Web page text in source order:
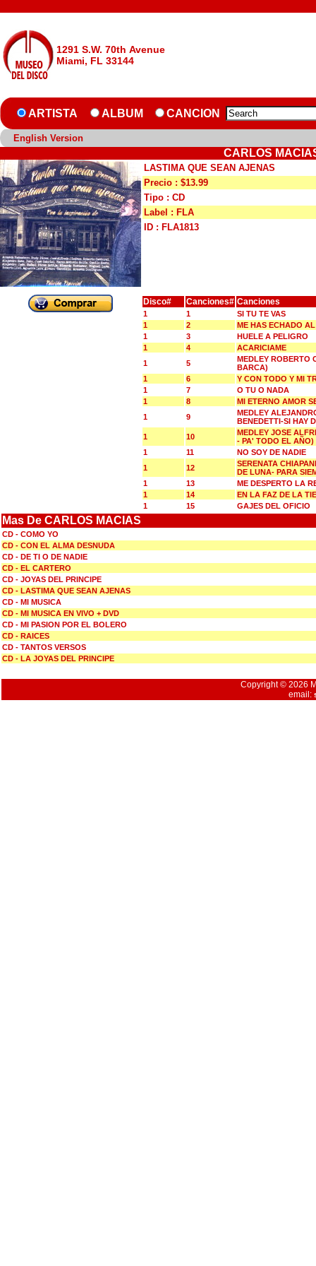
1291 S.W. 70th Avenue
Miami, FL 33144
ARTISTA ALBUM CANCION
English Version
CARLOS
LASTIMA QUE SEAN AJENAS
Precio : $13.99
Tipo : CD
Label : FLA
ID : FLA1813
Disco# Canciones# Canciones
1 1
SI TU TE VAS
1
2
ME HAS ECHADO
1
3
HUELE A PELIGRO
1
4
ACARICIAME
1
5
MEDLEY ROBERTO
BARCA)
1
6
Y CON TODO Y MI
1
7
O TU O NADA
1
8
MI ETERNO AMOR
1
9
MEDLEY
BENEDETTI-SI HAY
1
10
MEDLEY JOSE
- PA' TODO EL AÑO)
1
11
NO SOY DE NADIE
1
12
SERENATA
DE LUNA- PARA
1
13
ME DESPERTO LA
1
14
EN LA FAZ DE LA
1
15 GAJES DEL OFICIO
Mas De CARLOS MACIAS
CD - COMO YO
CD - CON EL ALMA DESNUDA
CD - DE TI O DE NADIE
CD - EL CARTERO
CD - JOYAS DEL PRINCIPE
CD - LASTIMA QUE SEAN AJENAS
CD - MI MUSICA
CD - MI MUSICA EN VIVO + DVD
CD - MI PASION POR EL BOLERO
CD - RAICES
CD - TANTOS VERSOS
CD - LA JOYAS DEL PRINCIPE
Copyright © 2026
email: